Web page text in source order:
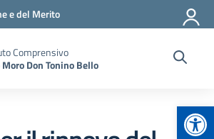
e del Merito
Comprensivo
Don Tonino Bello